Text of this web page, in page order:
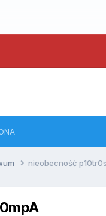
nieobecność